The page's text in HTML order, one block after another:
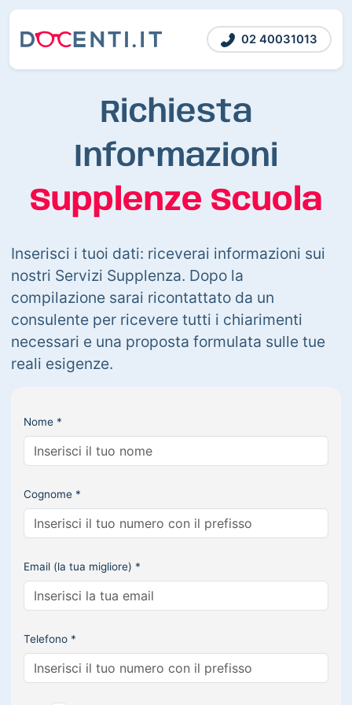
02 40031013
Richiesta
Informazioni
Supplenze Scuola
Inserisci i tuoi dati: riceverai informazioni sui
nostri Servizi Supplenza. Dopo la
compilazione sarai ricontattato da un
consulente per ricevere tutti i chiarimenti
necessari e una proposta formulata sulle tue
reali esigenze.
Nome *
Cognome *
Email (la tua migliore) *
Telefono *